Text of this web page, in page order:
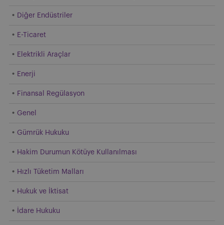
Diğer Endüstriler
E-Ticaret
Elektrikli Araçlar
Enerji
Finansal Regülasyon
Genel
Gümrük Hukuku
Hakim Durumun Kötüye Kullanılması
Hızlı Tüketim Malları
Hukuk ve İktisat
İdare Hukuku